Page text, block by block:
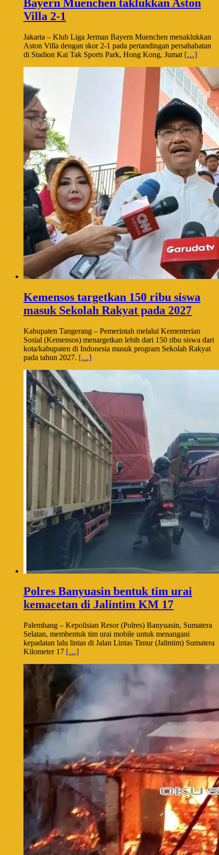
Bayern Muenchen taklukkan Aston
Villa 2-1
Jakarta – Klub Liga Jerman Bayern Muenchen menaklukkan
Aston Villa dengan skor 2-1 pada pertandingan persahabatan
di Stadion Kai Tak Sports Park, Hong Kong, Jumat […]
Kemensos targetkan 150 ribu siswa
masuk Sekolah Rakyat pada 2027
Kabupaten Tangerang – Pemerintah melalui Kementerian
Sosial (Kemensos) menargetkan lebih dari 150 ribu siswa dari
kota/kabupaten di Indonesia masuk program Sekolah Rakyat
pada tahun 2027. […]
Polres Banyuasin bentuk tim urai
kemacetan di Jalintim KM 17
Palembang – Kepolisian Resor (Polres) Banyuasin, Sumatera
Selatan, membentuk tim urai mobile untuk menangani
kepadatan lalu lintas di Jalan Lintas Timur (Jalintim) Sumatera
Kilometer 17 […]